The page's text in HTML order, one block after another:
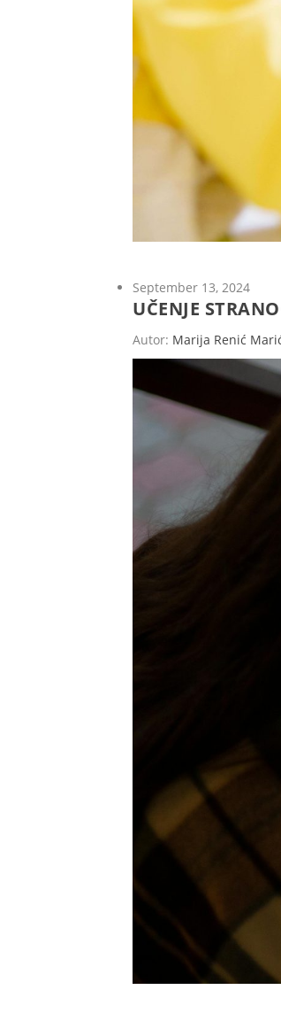
September 13, 2024
UČENJE
Autor: Marija Renić